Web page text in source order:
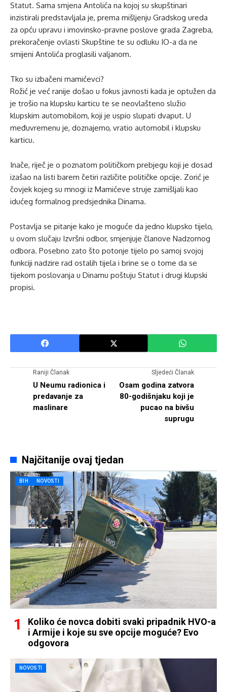
Statut. Sama smjena Antolića na kojoj su skupštinari
inzistirali predstavljala je, prema mišljenju Gradskog ureda
za opću upravu i imovinsko-pravne poslove grada Zagreba,
prekoračenje ovlasti Skupštine te su odluku IO-a da ne
smijeni Antolića proglasili valjanom.
Tko su izbačeni mamićevci?
Rožić je već ranije došao u fokus javnosti kada je optužen da
je trošio na klupsku karticu te se neovlašteno služio
klupskim automobilom, koji je uspio slupati dvaput. U
međuvremenu je, doznajemo, vratio automobil i klupsku
karticu.
Inače, riječ je o poznatom političkom prebjegu koji je dosad
izašao na listi barem četiri različite političke opcije. Zorić je
čovjek kojeg su mnogi iz Mamićeve struje zamišljali kao
idućeg formalnog predsjednika Dinama.
Postavlja se pitanje kako je moguće da jedno klupsko tijelo,
u ovom slučaju Izvršni odbor, smjenjuje članove Nadzornog
odbora. Posebno zato što potonje tijelo po samoj svojoj
funkciji nadzire rad ostalih tijela i brine se o tome da se
tijekom poslovanja u Dinamu poštuju Statut i drugi klupski
propisi.
Raniji Članak
U Neumu radionica i
predavanje za
maslinare
Sljedeći Članak
Osam godina zatvora
80-godišnjaku koji je
pucao na bivšu
suprugu
Najčitanije ovaj tjedan
BIH NOVOSTI
Koliko će novca dobiti svaki pripadnik HVO-a
i Armije i koje su sve opcije moguće? Evo
odgovora
NOVOSTI